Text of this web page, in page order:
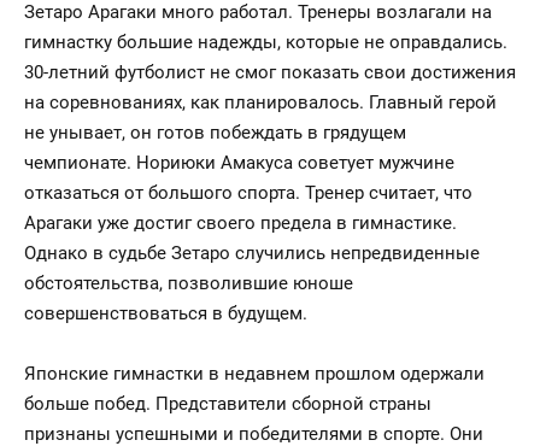
Зетаро Арагаки много работал. Тренеры возлагали на
гимнастку большие надежды, которые не оправдались.
30-летний футболист не смог показать свои достижения
на соревнованиях, как планировалось. Главный герой
не унывает, он готов побеждать в грядущем
чемпионате. Нориюки Амакуса советует мужчине
отказаться от большого спорта. Тренер считает, что
Арагаки уже достиг своего предела в гимнастике.
Однако в судьбе Зетаро случились непредвиденные
обстоятельства, позволившие юноше
совершенствоваться в будущем.
Японские гимнастки в недавнем прошлом одержали
больше побед. Представители сборной страны
признаны успешными и победителями в спорте. Они